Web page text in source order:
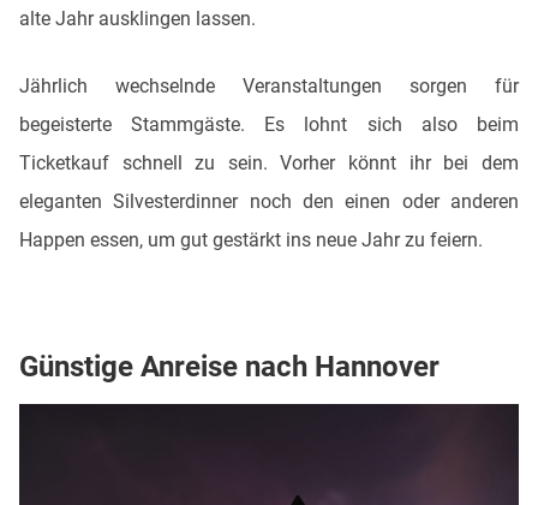
alte Jahr ausklingen lassen.
Jährlich wechselnde Veranstaltungen sorgen für
begeisterte Stammgäste. Es lohnt sich also beim
Ticketkauf schnell zu sein. Vorher könnt ihr bei dem
eleganten Silvesterdinner noch den einen oder anderen
Happen essen, um gut gestärkt ins neue Jahr zu feiern.
Günstige Anreise nach Hannover